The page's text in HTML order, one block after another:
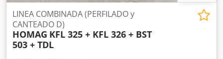
LINEA COMBINADA (PERFILADO y
CANTEADO D)
HOMAG KFL 325 + KFL 326 + BST
503 + TDL